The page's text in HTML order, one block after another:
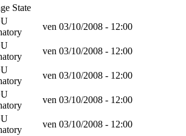
State
ven 03/10/2008 - 12:00
ven 03/10/2008 - 12:00
ven 03/10/2008 - 12:00
ven 03/10/2008 - 12:00
ven 03/10/2008 - 12:00